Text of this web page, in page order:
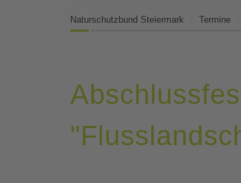
Naturschutzbund Steiermark Termine